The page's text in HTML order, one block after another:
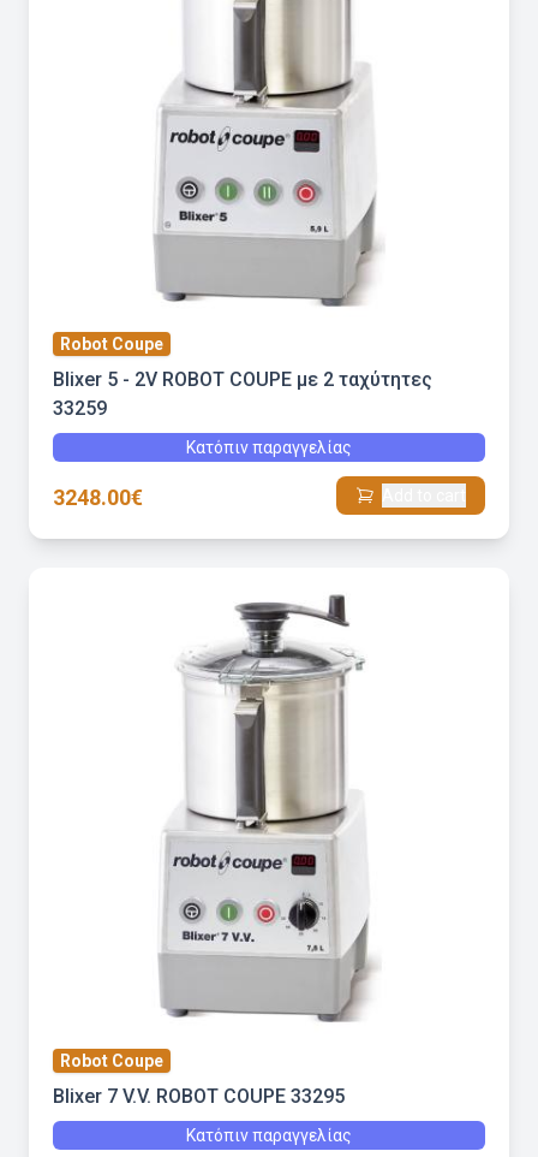
Robot Coupe
Blixer 5 - 2V ROBOT COUPE με 2 ταχύτητες
33259
Κατόπιν παραγγελίας
3248.00€
Robot Coupe
Blixer 7 V.V. ROBOT COUPE 33295
Κατόπιν παραγγελίας